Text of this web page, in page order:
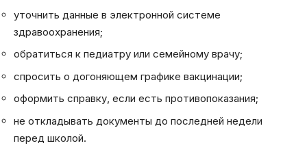
уточнить данные в электронной системе
здравоохранения;
обратиться к педиатру или семейному врачу;
спросить о догоняющем графике вакцинации;
оформить справку, если есть противопоказания;
не откладывать документы до последней недели
перед школой.